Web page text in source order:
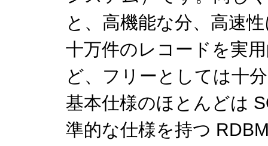
と、高機能な分、高速
十万件のレコードを実
ど、フリーとしては十
基本仕様のほとんどは
準的な仕様を持つ